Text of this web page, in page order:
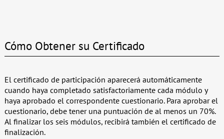
Cómo Obtener su Certificado
El certificado de participación aparecerá automáticamente
cuando haya completado satisfactoriamente cada módulo y
haya aprobado el correspondente cuestionario. Para aprobar el
cuestionario, debe tener una puntuación de al menos un 70%.
Al finalizar los seis módulos, recibirá también el certificado de
finalización.